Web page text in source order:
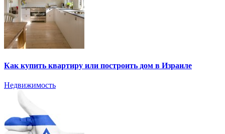
Как купить квартиру или построить дом в Израиле
Недвижимость